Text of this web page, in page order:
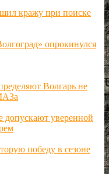
кражу при поиске
опрокинулся
Волгарь не
допускают уверенной
победу в сезоне